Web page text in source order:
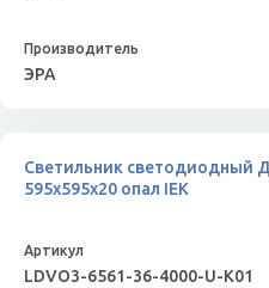
ЭРА
Светильник светодиодный
595х595х20 опал IEK
LDVO3-6561-36-4000-U-K01